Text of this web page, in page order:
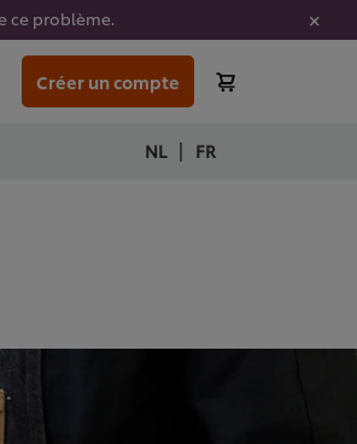
ce problème.
Créer un compte
NL | FR